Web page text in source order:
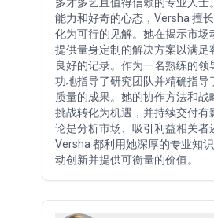
能力和好奇的心态，Versha 擅
化为可行的见解。她在揭示市场
提供量身定制的解决方案以满足
良好的记录。作为一名熟练的领
功地指导了研究团队并精确指导
质量的成果。她的协作方法和战
挑战转化为机遇，并持续交付有
论是分析市场、吸引利益相关者
Versha 都利用她深厚的专业知
动创新并提供可衡量的价值。